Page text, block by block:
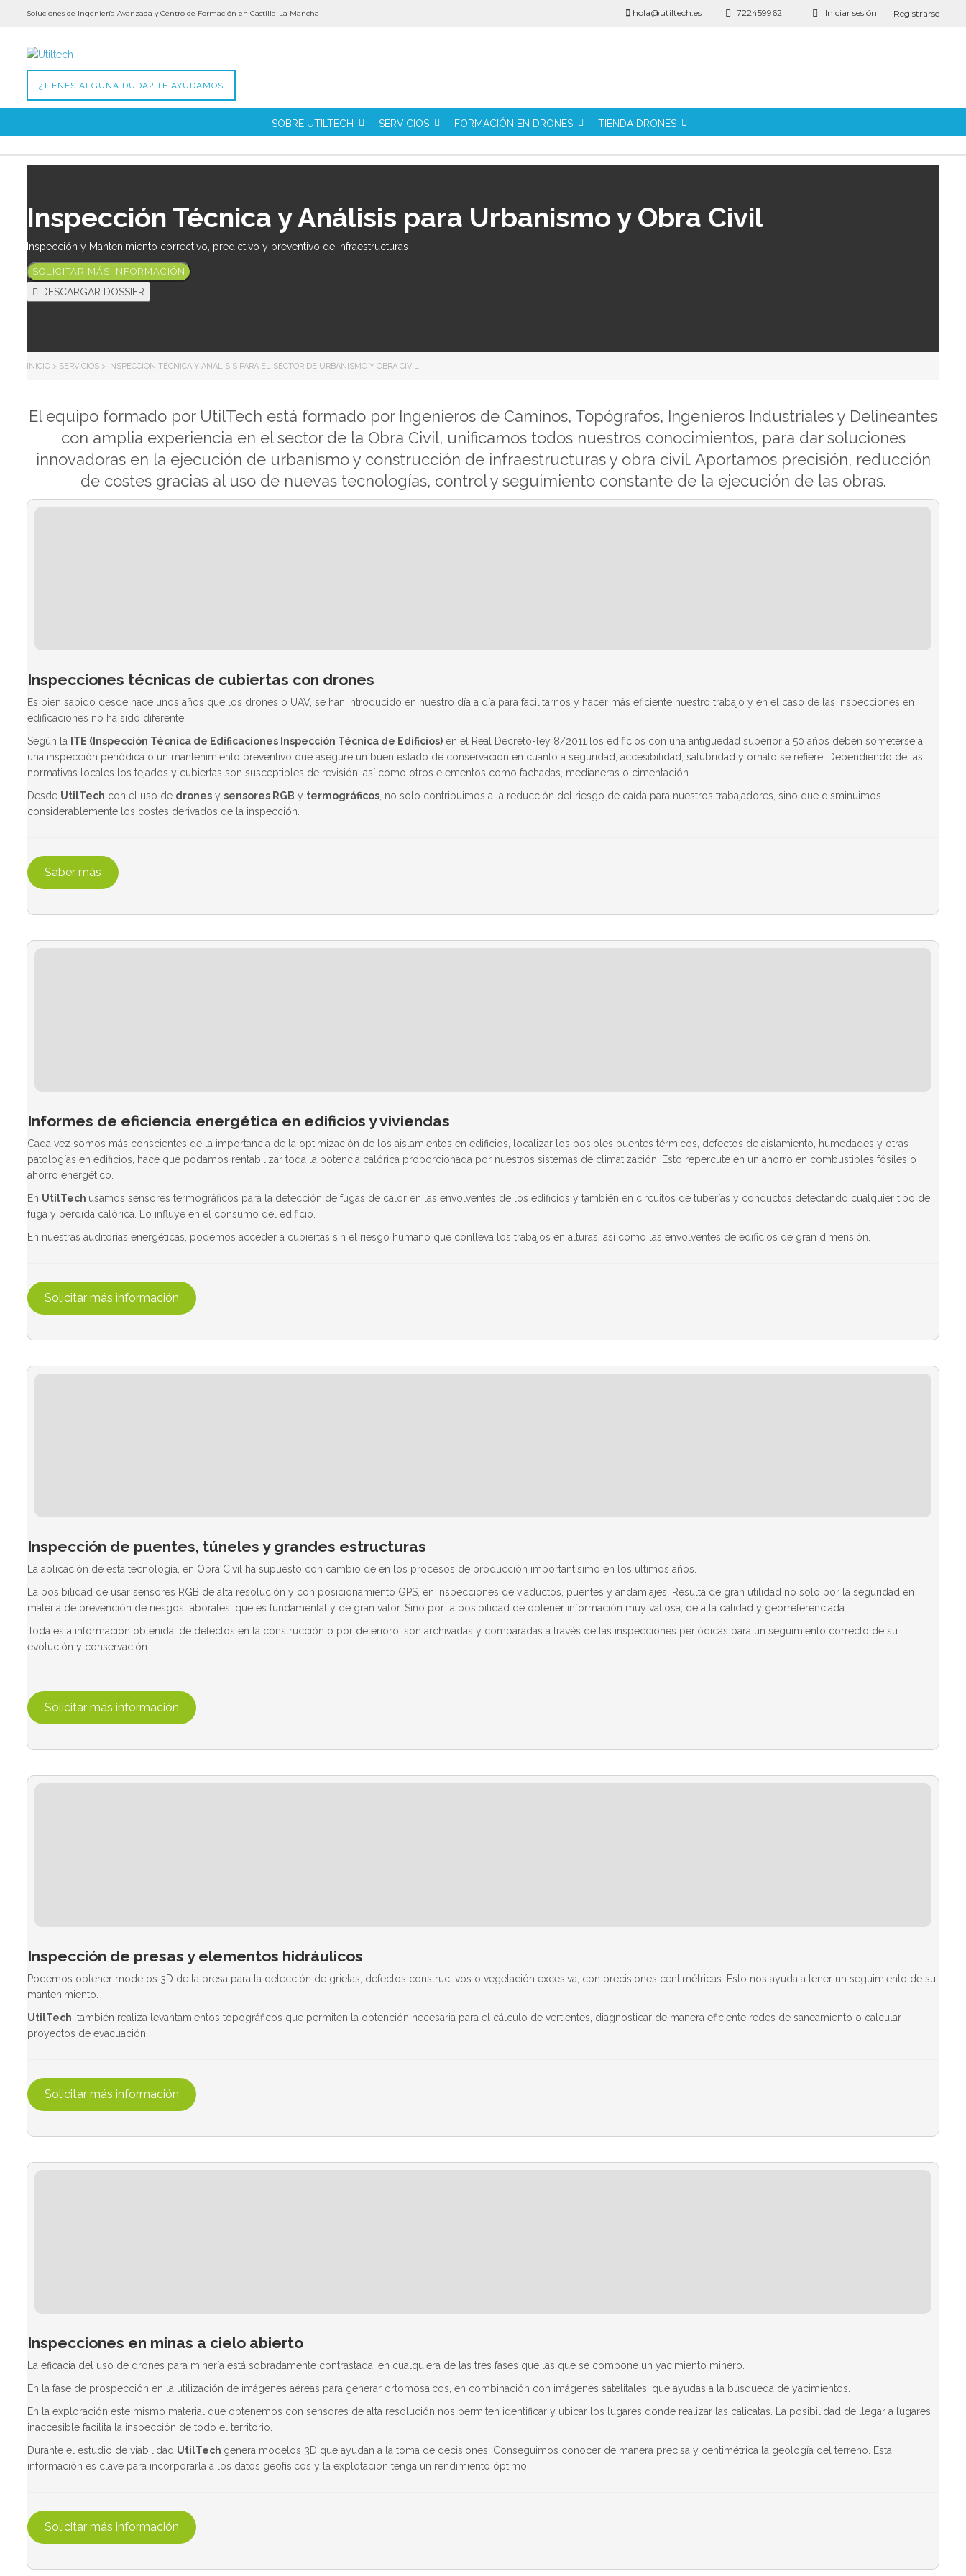
Iniciar sesión Registrarse
Soluciones de Ingeniería Avanzada y Centro de Formación en Castilla-La Mancha 722459962
hola@utiltech.es
¿TIENES ALGUNA DUDA? TE AYUDAMOS
SOBRE UTILTECH SERVICIOS FORMACIÓN EN DRONES TIENDA DRONES
Inspección Técnica y Análisis para Urbanismo y Obra Civil
Inspección y Mantenimiento correctivo, predictivo y preventivo de infraestructuras
SOLICITAR MÁS INFORMACIÓN
DESCARGAR DOSSIER
INICIO > SERVICIOS > INSPECCIÓN TÉCNICA Y ANÁLISIS PARA EL SECTOR DE URBANISMO Y OBRA CIVIL
El equipo formado por UtilTech está formado por Ingenieros de Caminos, Topógrafos, Ingenieros Industriales y Delineantes
con amplia experiencia en el sector de la Obra Civil, unificamos todos nuestros conocimientos, para dar soluciones
innovadoras en la ejecución de urbanismo y construcción de infraestructuras y obra civil. Aportamos precisión, reducción
de costes gracias al uso de nuevas tecnologías, control y seguimiento constante de la ejecución de las obras.
Inspecciones técnicas de cubiertas con drones
Es bien sabido desde hace unos años que los drones o UAV, se han introducido en nuestro día a día para facilitarnos y hacer más eficiente nuestro trabajo y en el caso de las inspecciones en
edificaciones no ha sido diferente.
Según la
ITE (Inspección Técnica de Edificaciones Inspección Técnica de Edificios) en el Real Decreto-ley 8/2011 los edificios con una antigüedad superior a 50 años deben someterse a
una inspección periódica o un mantenimiento preventivo que asegure un buen estado de conservación en cuanto a seguridad, accesibilidad, salubridad y ornato se refiere. Dependiendo de las
normativas locales los tejados y cubiertas son susceptibles de revisión, así como otros elementos como fachadas, medianeras o cimentación.
Desde UtilTech con el uso de drones y sensores RGB y termográficos , no solo contribuimos a la reducción del riesgo de caída para nuestros trabajadores, sino que disminuimos
considerablemente los costes derivados de la inspección.
Saber más
Informes de eficiencia energética en edificios y viviendas
Cada vez somos más conscientes de la importancia de la optimización de los aislamientos en edificios, localizar los posibles puentes térmicos, defectos de aislamiento, humedades y otras
patologías en edificios, hace que podamos rentabilizar toda la potencia calórica proporcionada por nuestros sistemas de climatización. Esto repercute en un ahorro en combustibles fósiles o
ahorro energético.
En UtilTech usamos sensores termográficos para la detección de fugas de calor en las envolventes de los edificios y también en circuitos de tuberías y conductos detectando cualquier tipo de
fuga y perdida calórica. Lo influye en el consumo del edificio.
En nuestras auditorías energéticas, podemos acceder a cubiertas sin el riesgo humano que conlleva los trabajos en alturas, así como las envolventes de edificios de gran dimensión.
Solicitar más información
Inspección de puentes, túneles y grandes estructuras
La aplicación de esta tecnología, en Obra Civil ha supuesto con cambio de en los procesos de producción importantísimo en los últimos años.
La posibilidad de usar sensores RGB de alta resolución y con posicionamiento GPS, en inspecciones de viaductos, puentes y andamiajes. Resulta de gran utilidad no solo por la seguridad en
materia de prevención de riesgos laborales, que es fundamental y de gran valor. Sino por la posibilidad de obtener información muy valiosa, de alta calidad y georreferenciada.
Toda esta información obtenida, de defectos en la construcción o por deterioro, son archivadas y comparadas a través de las inspecciones periódicas para un seguimiento correcto de su
evolución y conservación.
Solicitar más información
Inspección de presas y elementos hidráulicos
Podemos obtener modelos 3D de la presa para la detección de grietas, defectos constructivos o vegetación excesiva, con precisiones centimétricas. Esto nos ayuda a tener un seguimiento de su
mantenimiento.
UtilTech , también realiza levantamientos topográficos que permiten la obtención necesaria para el cálculo de vertientes, diagnosticar de manera eficiente redes de saneamiento o calcular
proyectos de evacuación.
Solicitar más información
Inspecciones en minas a cielo abierto
La eficacia del uso de drones para minería está sobradamente contrastada, en cualquiera de las tres fases que las que se compone un yacimiento minero.
En la fase de prospección en la utilización de imágenes aéreas para generar ortomosaicos, en combinación con imágenes satelitales, que ayudas a la búsqueda de yacimientos.
En la exploración este mismo material que obtenemos con sensores de alta resolución nos permiten identificar y ubicar los lugares donde realizar las calicatas. La posibilidad de llegar a lugares
inaccesible facilita la inspección de todo el territorio.
Durante el estudio de viabilidad UtilTech genera modelos 3D que ayudan a la toma de decisiones. Conseguimos conocer de manera precisa y centimétrica la geología del terreno. Esta
información es clave para incorporarla a los datos geofísicos y la explotación tenga un rendimiento óptimo.
Solicitar más información